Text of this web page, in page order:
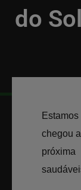
do
chegou